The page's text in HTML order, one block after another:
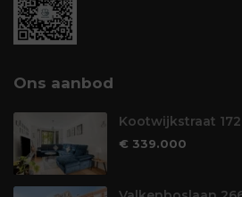
Ons aanbod
Kootwijkstraat 172
€ 339.000